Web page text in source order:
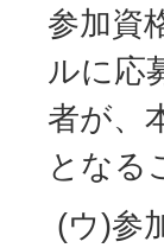
参加資
ルに応
者が、
となる
(ウ)参